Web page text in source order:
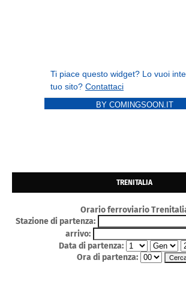
BY COMINGSOON.IT
TRENITALIA
Orario ferroviario
Stazione di partenza:
arrivo:
Data di partenza:
Ora di partenza: